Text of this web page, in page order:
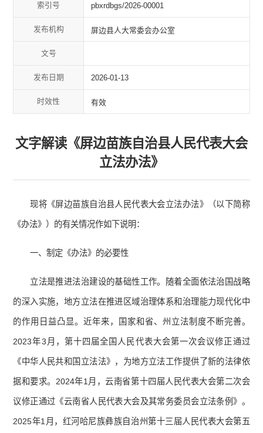
索引号 pbxrdbgs/2026-00001
发布机构 屏边县人大常委会办公室
文号
发布日期 2026-01-13
时效性 有效
文字解读《屏边苗族自治县人民代表大会
立法办法》
现将《屏边苗族自治县人民代表大会立法办法》（以下简称
《办法》）的有关情况作如下说明：
一、制定《办法》的必要性
立法是推进法治建设的基础性工作。随着全面依法治国战略
的深入实施，地方立法在推进区域治理体系和治理能力现代化中
的作用日益凸显。近年来，国家和省、州立法制度不断完善。
2023年3月，第十四届全国人民代表大会第一次会议修正通过
《中华人民共和国立法法》，为地方立法工作提供了新的法律依
据和要求。2024年1月，云南省第十四届人民代表大会第二次会
议修正通过《云南省人民代表大会及其常务委员会立法条例》。
2025年1月，红河哈尼族彝族自治州第十三届人民代表大会第五